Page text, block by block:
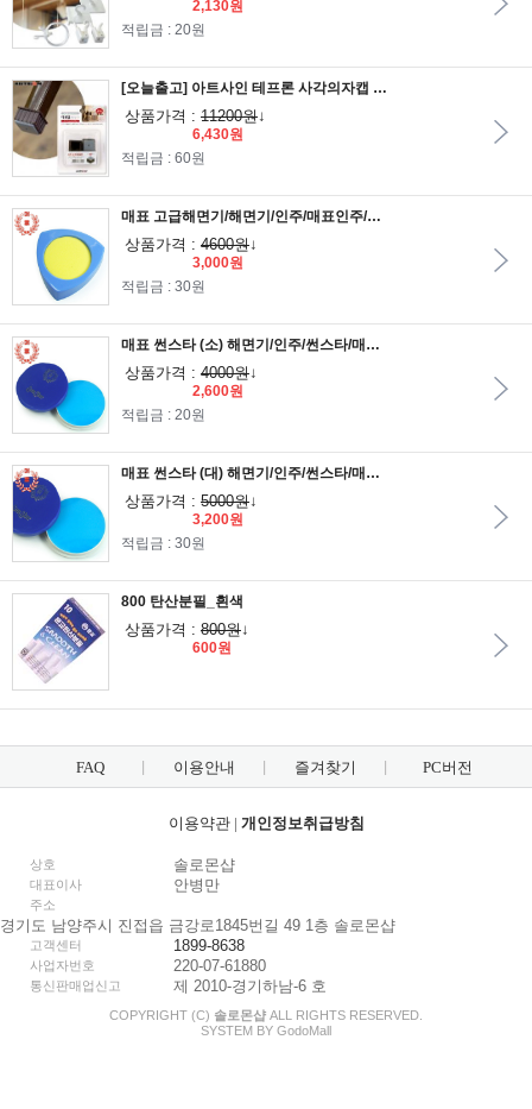
2,130원
적립금 : 20원
[오늘출고] 아트사인 테프론 사각의자캡 갈색1169
상품가격 : 11200원↓
6,430원
적립금 : 60원
매표 고급해면기/해면기/인주/매표인주/매표해면기/도장/고무인/스탬프/인장함/종이넘김용
상품가격 : 4600원↓
3,000원
적립금 : 30원
매표 썬스타 (소) 해면기/인주/썬스타/매표해면기/도장/고무인/스탬프/인장함/종이넘김용
상품가격 : 4000원↓
2,600원
적립금 : 20원
매표 썬스타 (대) 해면기/인주/썬스타/매표해면기/도장/고무인/스탬프/인장함/종이넘김용
상품가격 : 5000원↓
3,200원
적립금 : 30원
800 탄산분필_흰색
상품가격 : 800원↓
600원
FAQ 이용안내 즐겨찾기 PC버전
이용약관| 개인정보취급방침
상호 솔로몬샵
대표이사 안병만
주소
경기도 남양주시 진접읍 금강로1845번길 49 1층 솔로몬샵
고객센터 1899-8638
사업자번호 220-07-61880
통신판매업신고 제 2010-경기하남-6 호
COPYRIGHT (C) 솔로몬샵 ALL RIGHTS RESERVED.
SYSTEM BY GodoMall